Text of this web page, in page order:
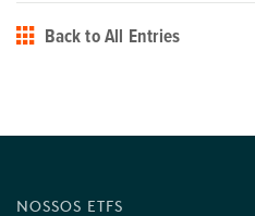
Back to All Entries
NOSSOS ETFS